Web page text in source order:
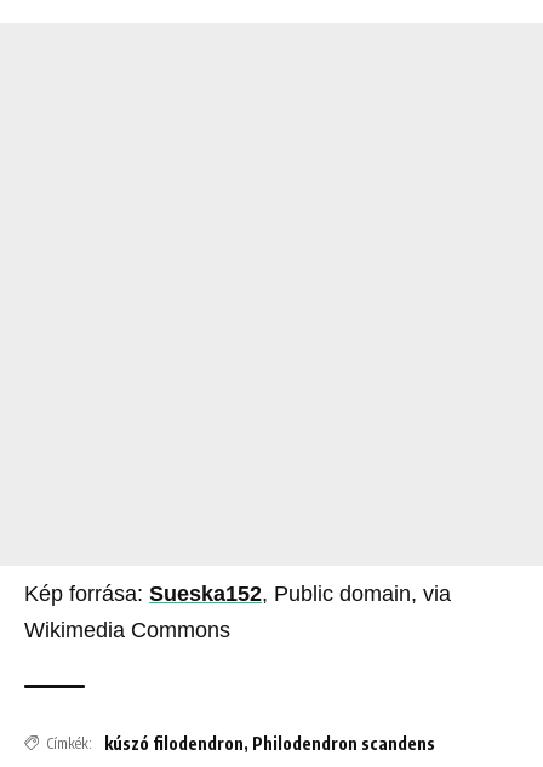
Kép forrása: Sueska152, Public domain, via
Wikimedia Commons
Címkék: kúszó filodendron, Philodendron scandens